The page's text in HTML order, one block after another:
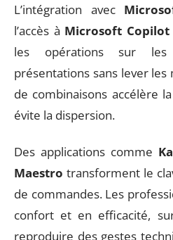
L’intégration avec
l’accès à Microsoft Copilot
les opérations sur
présentations sans lever les
de combinaisons accélère
évite la dispersion.
Des applications comme
Maestro transforment le
de commandes. Les
confort et en efficacité,
reproduire des gestes